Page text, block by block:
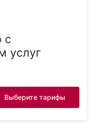
с
услуг
Выберите тарифы